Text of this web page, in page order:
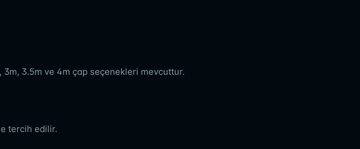
3.5m ve 4m çap seçenekleri mevcuttur.
tercih edilir.